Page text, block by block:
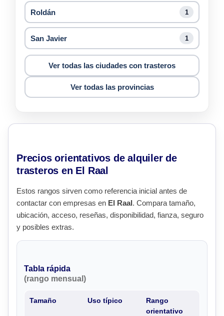
Roldán 1
San Javier 1
Ver todas las ciudades con trasteros
Ver todas las provincias
Precios orientativos de alquiler de
trasteros en El Raal
Estos rangos sirven como referencia inicial antes de
contactar con empresas en El Raal. Compara tamaño,
ubicación, acceso, reseñas, disponibilidad, fianza, seguro
y posibles extras.
Tabla rápida
(rango mensual)
Tamaño Uso típico
Rango
orientativo